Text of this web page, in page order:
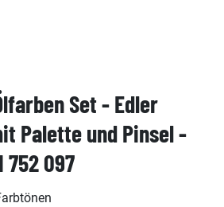
Set - Edler
Palette und Pinsel -
752 097